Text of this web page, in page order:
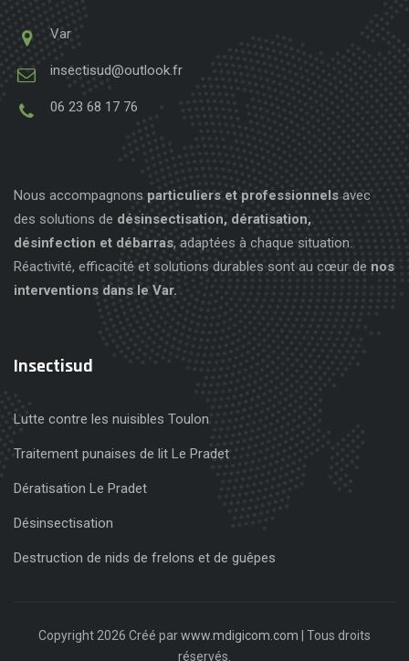
Var
insectisud@outlook.fr
06 23 68 17 76
Nous accompagnons particuliers et professionnels avec
des solutions de désinsectisation, dératisation,
désinfection et débarras, adaptées à chaque situation.
Réactivité, efficacité et solutions durables sont au cœur de nos
interventions dans le Var.
Insectisud
Lutte contre les nuisibles Toulon
Traitement punaises de lit Le Pradet
Dératisation Le Pradet
Désinsectisation
Destruction de nids de frelons et de guêpes
Copyright 2026 Créé parwww.mdigicom.com | Tous droits
réservés.